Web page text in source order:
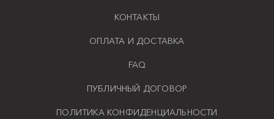
КОНТАКТЫ
ОПЛАТА И ДОСТАВКА
FAQ
ПУБЛИЧНЫЙ ДОГОВОР
ПОЛИТИКА КОНФИДЕНЦИАЛЬНОСТИ